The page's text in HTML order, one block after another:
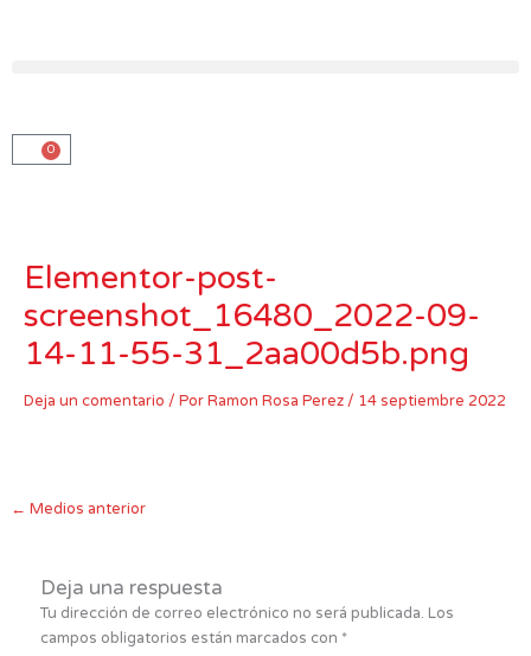
0
Carro
Elementor-post-
screenshot_16480_2022-09-
14-11-55-31_2aa00d5b.png
Deja un comentario / PorRamon Rosa Perez / 14 septiembre 2022
← Medios anterior
Deja una respuesta
Tu dirección de correo electrónico no será publicada. Los
campos obligatorios están marcados con *